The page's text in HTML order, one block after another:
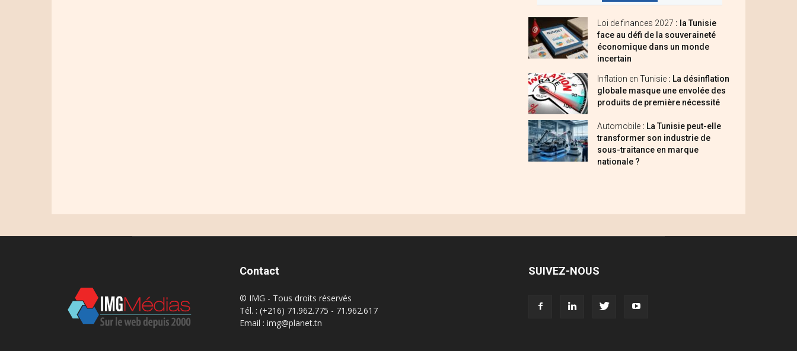
Loi de finances 2027 : la Tunisie
face au défi de la souveraineté
économique dans un monde
incertain
Inflation en Tunisie : La désinflation
globale masque une envolée des
produits de première nécessité
Automobile : La Tunisie peut-elle
transformer son industrie de
sous-traitance en marque
nationale ?
Contact
© IMG - Tous droits réservés
Tél. : (+216) 71.962.775 - 71.962.617
Email : img@planet.tn
SUIVEZ-NOUS